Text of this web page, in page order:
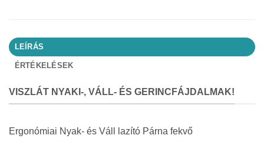
LEÍRÁS
ÉRTÉKELÉSEK
VISZLÁT NYAKI-, VÁLL- ÉS GERINCFÁJDALMAK!
Ergonómiai Nyak- és Váll lazító Párna fekvő